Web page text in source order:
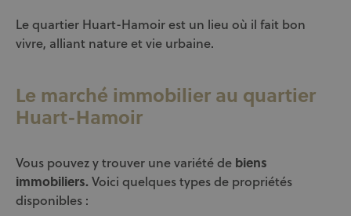
Le quartier Huart-Hamoir est un lieu où il fait bon
vivre, alliant nature et vie urbaine.
Le marché immobilier au quartier
Huart-Hamoir
Vous pouvez y trouver une variété de biens
immobiliers. Voici quelques types de propriétés
disponibles :